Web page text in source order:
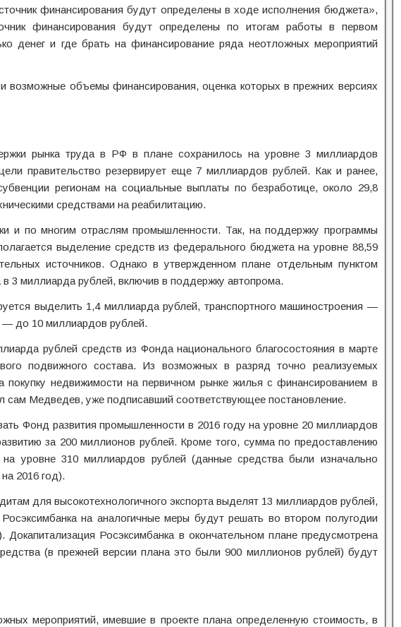
финансирования будут определены в ходе исполнения бюджета»,
финансирования будут определены по итогам работы в первом
денег и где брать на финансирование ряда неотложных мероприятий
возможные объемы финансирования, оценка которых в прежних версиях
рынка труда в РФ в плане сохранилось на уровне 3 миллиардов
правительство резервирует еще 7 миллиардов рублей. Как и ранее,
регионам на социальные выплаты по безработице, около 29,8
средствами на реабилитацию.
и по многим отраслям промышленности. Так, на поддержку программы
выделение средств из федерального бюджета на уровне 88,59
источников. Однако в утвержденном плане отдельным пунктом
3 миллиарда рублей, включив в поддержку автопрома.
выделить 1,4 миллиарда рублей, транспортного машиностроения —
— до 10 миллиардов рублей.
рублей средств из Фонда национального благосостояния в марте
подвижного состава. Из возможных в разряд точно реализуемых
покупку недвижимости на первичном рынке жилья с финансированием в
сам Медведев, уже подписавший соответствующее постановление.
Фонд развития промышленности в 2016 году на уровне 20 миллиардов
за 200 миллионов рублей. Кроме того, сумма по предоставлению
уровне 310 миллиардов рублей (данные средства были изначально
2016 год).
для высокотехнологичного экспорта выделят 13 миллиардов рублей,
на аналогичные меры будут решать во втором полугодии
Росэксимбанка в окончательном плане предусмотрена
(в прежней версии плана это были 900 миллионов рублей) будут
мероприятий, имевшие в проекте плана определенную стоимость, в